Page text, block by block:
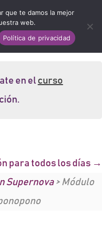
en el curso
para todos los días
Supernova > Módulo
que te damos la mejor
web.
Política de privacidad